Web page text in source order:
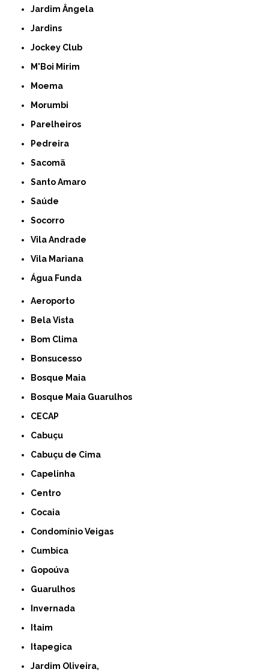
Jardim Ângela
Jardins
Jockey Club
M'Boi Mirim
Moema
Morumbi
Parelheiros
Pedreira
Sacomã
Santo Amaro
Saúde
Socorro
Vila Andrade
Vila Mariana
Água Funda
Aeroporto
Bela Vista
Bom Clima
Bonsucesso
Bosque Maia
Bosque Maia Guarulhos
CECAP
Cabuçu
Cabuçu de Cima
Capelinha
Centro
Cocaia
Condomínio Veigas
Cumbica
Gopoúva
Guarulhos
Invernada
Itaim
Itapegica
Jardim Oliveira,